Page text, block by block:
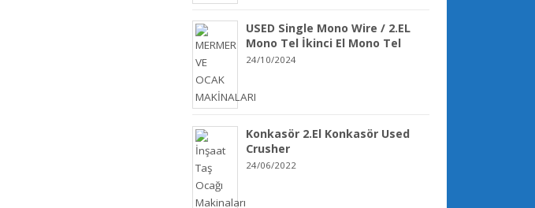
USED Single Mono Wire / 2.EL
Mono Tel İkinci El Mono Tel
24/10/2024
Konkasör 2.El Konkasör Used
Crusher
24/06/2022